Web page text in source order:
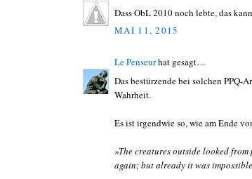
Dass ObL 2010 noch lebte, das
MAI 11, 2015
Le Penseurhat gesagt…
Das bestürzende bei solchen PPQ-
Wahrheit.
Es ist irgendwie so, wie am Ende
»The creatures outside looked
again; but already it was